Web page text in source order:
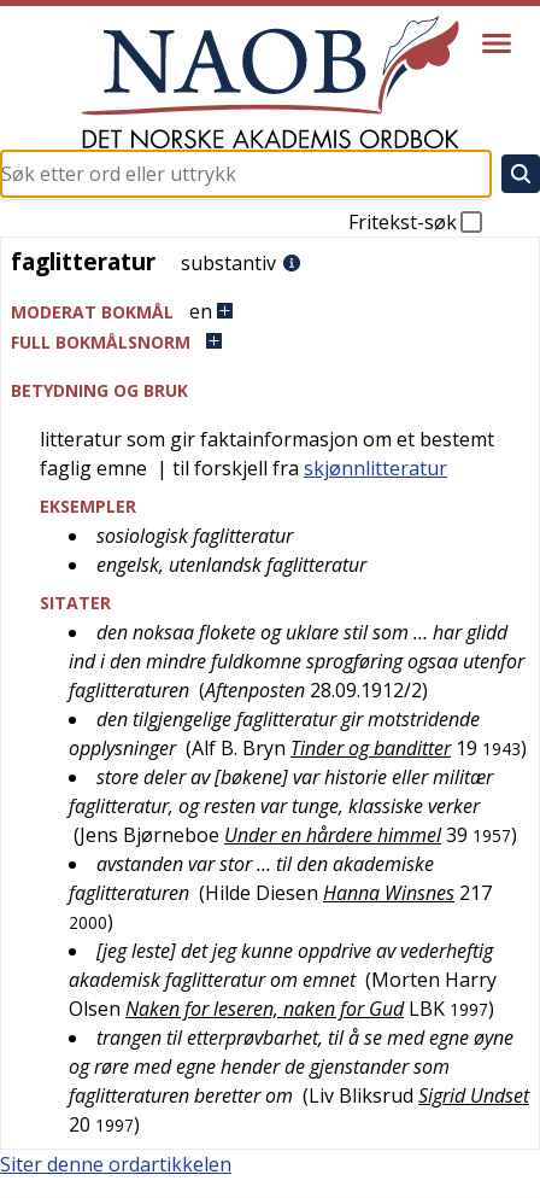
Fritekst-søk
faglitteratur
faglitteratur substantiv
MODERAT BOKMÅL en
FULL BOKMÅLSNORM
BETYDNING OG BRUK
litteratur som gir faktainformasjon om et bestemt
faglig emne | til forskjell fra skjønnlitteratur
EKSEMPLER
sosiologisk faglitteratur
engelsk, utenlandsk faglitteratur
SITATER
den noksaa flokete og uklare stil som … har glidd
ind i den mindre fuldkomne sprogføring ogsaa utenfor
faglitteraturen (Aftenposten 28.09.1912/2)
den tilgjengelige faglitteratur gir motstridende
opplysninger (Alf B. Bryn Tinder og banditter 19 1943)
store deler av [bøkene] var historie eller militær
faglitteratur, og resten var tunge, klassiske verker
(Jens Bjørneboe Under en hårdere himmel39 1957)
avstanden var stor … til den akademiske
faglitteraturen (Hilde Diesen Hanna Winsnes 217
2000)
[jeg leste] det jeg kunne oppdrive av vederheftig
akademisk faglitteratur om emnet (Morten Harry
Olsen Naken for leseren, naken for Gud LBK 1997)
trangen til etterprøvbarhet, til å se med egne øyne
og røre med egne hender de gjenstander som
faglitteraturen beretter om (Liv Bliksrud Sigrid Undset
20 1997)
Siter denne ordartikkelen